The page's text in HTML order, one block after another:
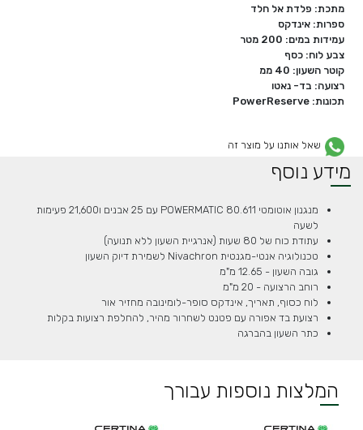
מתכת: פלדת אל חלד
ספרות: אינדקס
עמידות במים: 200 מטר
צבע לוח: כסף
קוטר השעון: 40 ממ
רצועה: בד- נאטו
תכונות: PowerReserve
שאל אותנו על מוצר זה
מידע נוסף
מנגנון אוטומטי POWERMATIC 80.611 עם 25 אבנים ו21,600 פעימות
לשעה
עתודת כוח של 80 שעות (אנרגיית השעון ללא תנועה)
טכנולוגיה אנטי-מגנטית Nivachron לשמירת דיוק השעון
גובה השעון - 12.65 מ"מ
רוחב הרצועה - 20 מ"מ
לוח כסוף, תאריך, אינדקס סופר-לומינובה מחזיר אור
רצועת בד אפורה עם פטנט לשחרור מהיר, להחלפת רצועות בקלות
כתר השעון בהברגה
המלצות נוספות עבורך